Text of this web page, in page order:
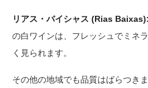
リアス・バイシャス (Rias Baixas):
の白ワインは、フレッシュでミネ
く見られます。
その他の地域でも品質はばらつき